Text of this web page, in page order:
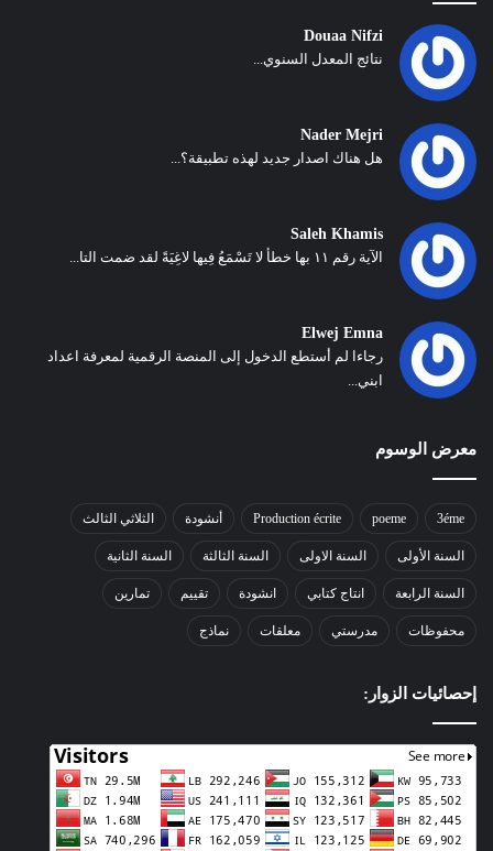
Douaa Nifzi
نتائج المعدل السنوي...
Nader Mejri
هل هناك اصدار جديد لهذه تطبيقة؟...
Saleh Khamis
الآية رقم ١١ بها خطأ لا تَسْمَعُ فِيها لاغِيَةً لقد ضمت التا...
Elwej Emna
رجاءا لم أستطع الدخول إلى المنصة الرقمية لمعرفة اعداد
ابني...
معرض الوسوم
3éme
poeme
Production écrite أنشودة الثلاثي الثالث
السنة الأولى السنة الاولى السنة الثالثة السنة الثانية
السنة الرابعة انتاج كتابي انشودة تقييم تمارين
محفوظات مدرستي معلقات نماذج
إحصائيات الزوار: